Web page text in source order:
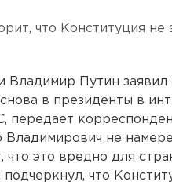
что Конституция
Владимир Путин заявил
в президенты в
передает
не
что это вредно для
подчеркнул, что